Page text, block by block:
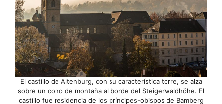
El castillo de Altenburg, con su característica torre, se alza
sobre un cono de montaña al borde del Steigerwaldhöhe. El
castillo fue residencia de los príncipes-obispos de Bamberg